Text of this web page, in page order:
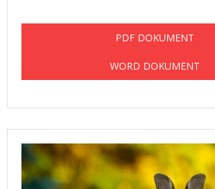
PDF DOKUMENT
WORD DOKUMENT